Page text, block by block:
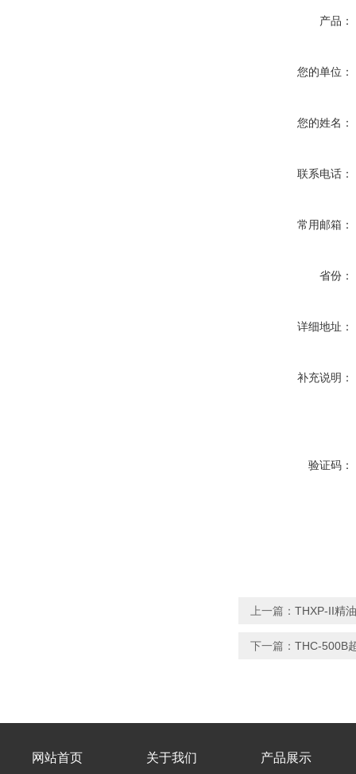
产品：
您的单位：
您的姓名：
联系电话：
常用邮箱：
省份：
详细地址：
补充说明：
验证码：
上一篇： THXP-II精
下一篇： THC-500B
网站首页 关于我们 产品展示